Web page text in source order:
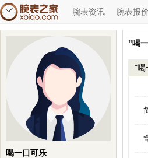
腕表资讯 腕表报价
喝一口可乐
"喝
"喝